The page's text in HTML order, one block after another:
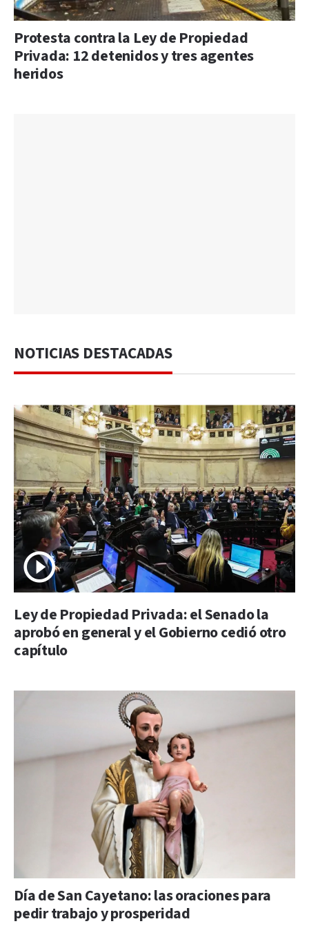
Protesta contra la Ley de Propiedad
Privada: 12 detenidos y tres agentes
heridos
NOTICIAS DESTACADAS
Ley de Propiedad Privada: el Senado la
aprobó en general y el Gobierno cedió otro
capítulo
Día de San Cayetano: las oraciones para
pedir trabajo y prosperidad